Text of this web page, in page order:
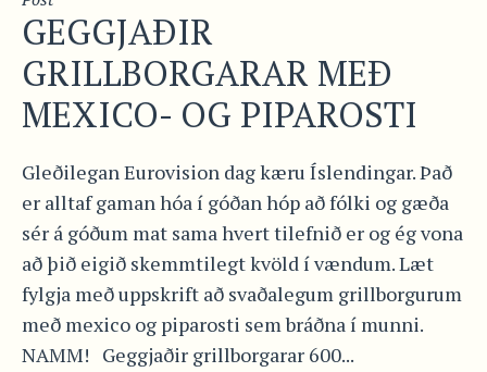
GEGGJAÐIR
GRILLBORGARAR MEÐ
MEXICO- OG PIPAROSTI
Gleðilegan Eurovision dag kæru Íslendingar. Það
er alltaf gaman hóa í góðan hóp að fólki og gæða
sér á góðum mat sama hvert tilefnið er og ég vona
að þið eigið skemmtilegt kvöld í vændum. Læt
fylgja með uppskrift að svaðalegum grillborgurum
með mexico og piparosti sem bráðna í munni.
NAMM! Geggjaðir grillborgarar 600...